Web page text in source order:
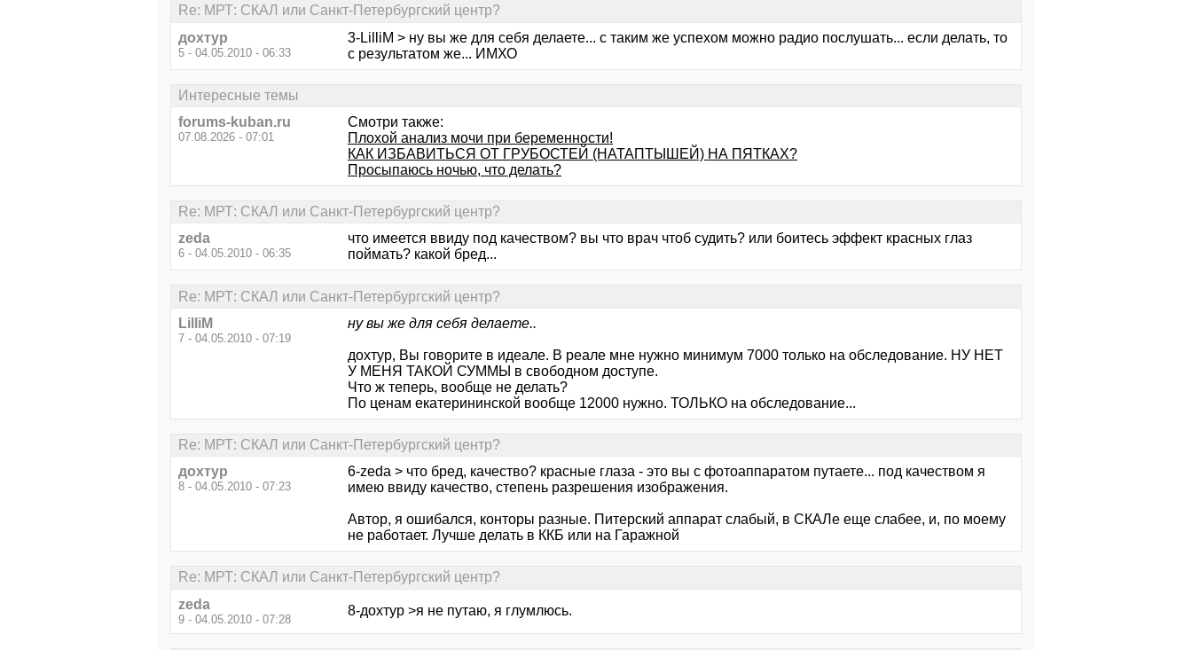
Re: МРТ: СКАЛ или Санкт-Петербургский центр?
дохтур
5 - 04.05.2010 - 06:33
3-LilliM > ну вы же для себя делаете... с таким же успехом можно радио послушать... если делать, то
с результатом же... ИМХО
Интересные темы
forums-kuban.ru
07.08.2026 - 07:01
Смотри также:
Плохой анализ мочи при беременности!
КАК ИЗБАВИТЬСЯ ОТ ГРУБОСТЕЙ (НАТАПТЫШЕЙ) НА ПЯТКАХ?
Просыпаюсь ночью, что делать?
Re: МРТ: СКАЛ или Санкт-Петербургский центр?
zeda
6 - 04.05.2010 - 06:35
что имеется ввиду под качеством? вы что врач чтоб судить? или боитесь эффект красных глаз
поймать? какой бред...
Re: МРТ: СКАЛ или Санкт-Петербургский центр?
LilliM
7 - 04.05.2010 - 07:19
ну вы же для себя делаете..
дохтур, Вы говорите в идеале. В реале мне нужно минимум 7000 только на обследование. НУ НЕТ
У МЕНЯ ТАКОЙ СУММЫ в свободном доступе.
Что ж теперь, вообще не делать?
По ценам екатерининской вообще 12000 нужно. ТОЛЬКО на обследование...
Re: МРТ: СКАЛ или Санкт-Петербургский центр?
дохтур
8 - 04.05.2010 - 07:23
6-zeda > что бред, качество? красные глаза - это вы с фотоаппаратом путаете... под качеством я
имею ввиду качество, степень разрешения изображения.
Автор, я ошибался, конторы разные. Питерский аппарат слабый, в СКАЛе еще слабее, и, по моему
не работает. Лучше делать в ККБ или на Гаражной
Re: МРТ: СКАЛ или Санкт-Петербургский центр?
zeda
9 - 04.05.2010 - 07:28
8-дохтур >я не путаю, я глумлюсь.